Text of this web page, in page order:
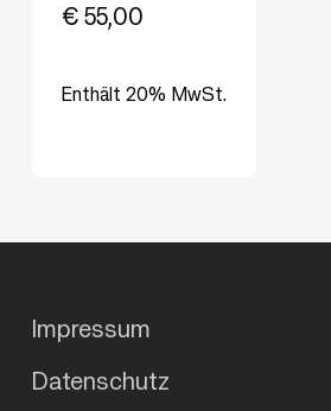
€55,00
Enthält 20% MwSt.
Impressum
Datenschutz